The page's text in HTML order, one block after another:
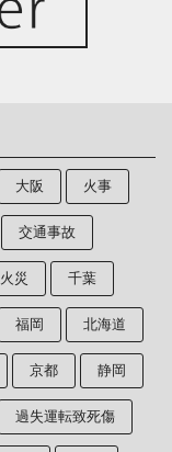
大阪 火事
交通事故
火災 千葉
福岡 北海道
京都 静岡
過失運転致死傷